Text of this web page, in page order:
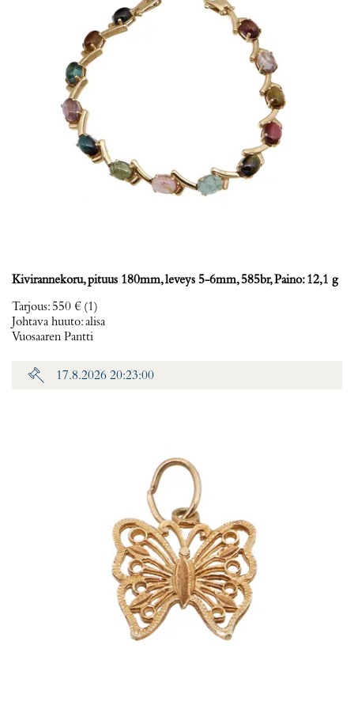
Kivirannekoru, pituus 180mm, leveys 5-6mm, 585br, Paino: 12,1 g
Tarjous: 550 € (1)
Johtava huuto:alisa
Vuosaaren Pantti
17.8.2026 20:23:00